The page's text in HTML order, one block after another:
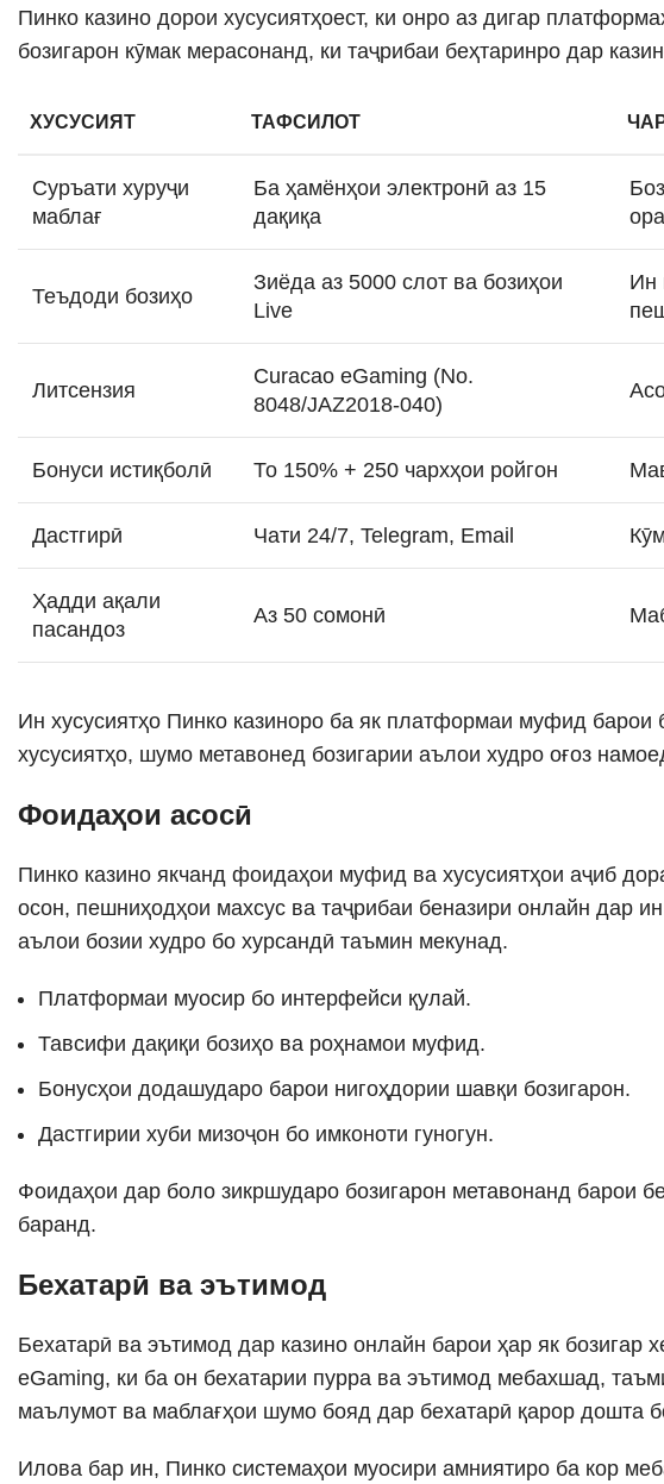
Пинко казино дорои хусусиятҳоест, ки онро аз дигар
бозигарон кӯмак мерасонанд, ки таҷрибаи беҳтаринро дар
ХУСУСИЯТ ТАФСИЛОТ
Суръати хуруҷи
маблағ
Ба ҳамёнҳои электронӣ аз 15
дақиқа
Теъдоди бозиҳо
Зиёда аз 5000 слот ва бозиҳои
Live
Ин
Литсензия
Curacao eGaming (No.
8048/JAZ2018-040)
Бонуси истиқболӣ То 150% + 250 чархҳои ройгон
Дастгирӣ Чати 24/7, Telegram, Email
Ҳадди ақали
пасандоз
Аз 50 сомонӣ
Ин хусусиятҳо Пинко казиноро ба як платформаи муфид
хусусиятҳо, шумо метавонед бозигарии аълои худро оғоз
Фоидаҳои асосӣ
Пинко казино якчанд фоидаҳои муфид ва хусусиятҳои аҷиб
осон, пешниҳодҳои махсус ва таҷрибаи беназири онлайн дар
аълои бозии худро бо хурсандӣ таъмин мекунад.
Платформаи муосир бо интерфейси қулай.
Тавсифи дақиқи бозиҳо ва роҳнамои муфид.
Бонусҳои додашударо барои нигоҳдории шавқи бозигарон.
Дастгирии хуби мизоҷон бо имконоти гуногун.
Фоидаҳои дар боло зикршударо бозигарон метавонанд барои
баранд.
Бехатарӣ ва эътимод
Бехатарӣ ва эътимод дар казино онлайн барои ҳар як бозигар
eGaming, ки ба он бехатарии пурра ва эътимод мебахшад,
маълумот ва маблағҳои шумо бояд дар бехатарӣ қарор дошта
Илова бар ин, Пинко системаҳои муосири амниятиро ба кор